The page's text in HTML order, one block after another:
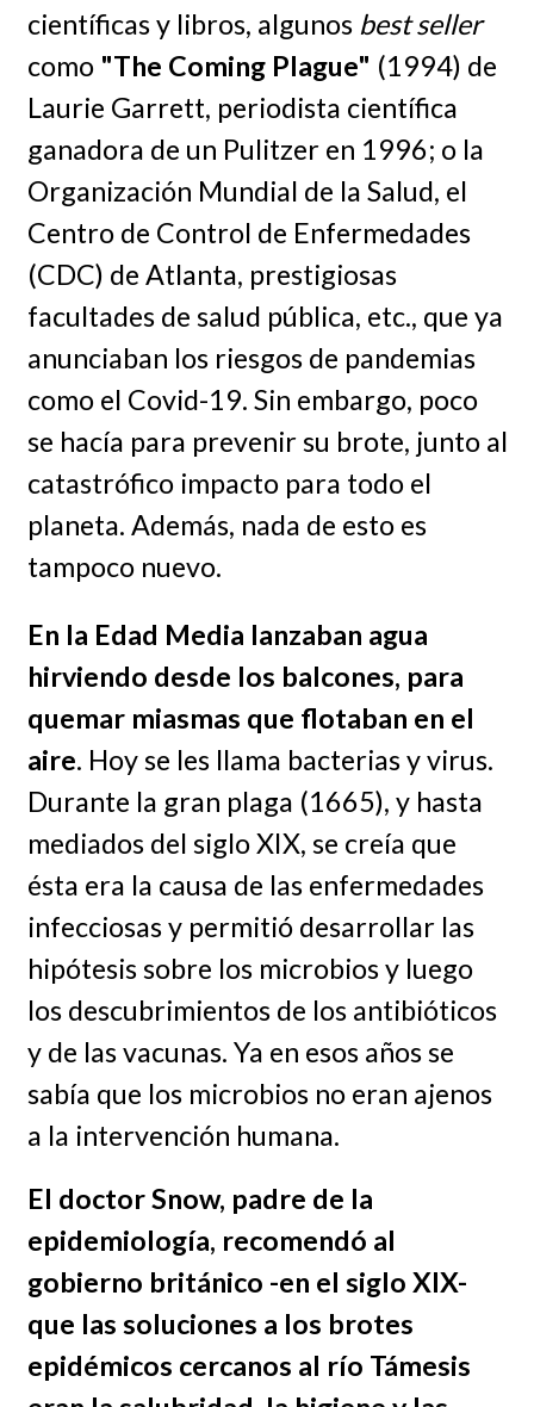
científicas y libros, algunos best seller
como "The Coming Plague" (1994) de
Laurie Garrett, periodista científica
ganadora de un Pulitzer en 1996; o la
Organización Mundial de la Salud, el
Centro de Control de Enfermedades
(CDC) de Atlanta, prestigiosas
facultades de salud pública, etc., que ya
anunciaban los riesgos de pandemias
como el Covid-19. Sin embargo, poco
se hacía para prevenir su brote, junto al
catastrófico impacto para todo el
planeta. Además, nada de esto es
tampoco nuevo.
En la Edad Media lanzaban agua
hirviendo desde los balcones, para
quemar miasmas que flotaban en el
aire. Hoy se les llama bacterias y virus.
Durante la gran plaga (1665), y hasta
mediados del siglo XIX, se creía que
ésta era la causa de las enfermedades
infecciosas y permitió desarrollar las
hipótesis sobre los microbios y luego
los descubrimientos de los antibióticos
y de las vacunas. Ya en esos años se
sabía que los microbios no eran ajenos
a la intervención humana.
El doctor Snow, padre de la
epidemiología, recomendó al
gobierno británico -en el siglo XIX-
que las soluciones a los brotes
epidémicos cercanos al río Támesis